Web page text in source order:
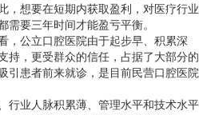
，想要在短期内获取盈利，对医疗行业
需要三年时间才能盈亏平衡。
，公立口腔医院由于起步早、积累深
持，更受群众的信任，占据了大部分的
引患者前来就诊，是目前民营口腔医院
行业人脉积累薄、管理水平和技术水平